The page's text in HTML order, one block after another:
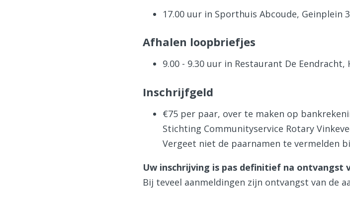
17.00 uur in Sporthuis Abcoude, Geinplein
Afhalen loopbriefjes
9.00 - 9.30 uur in Restaurant De
Inschrijfgeld
€75 per paar, over te maken op
Stichting Communityservice Rotary
Vergeet niet de paarnamen te vermelden
Uw inschrijving is pas definitief na ontvangst
Bij teveel aanmeldingen zijn ontvangst van de